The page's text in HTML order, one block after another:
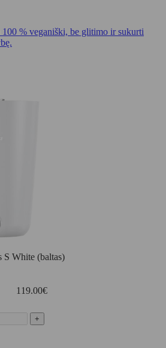
% veganiški, be glitimo ir sukurti
S White (baltas)
119.00€
+